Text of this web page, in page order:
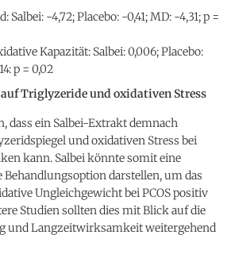
Salbei: -4,72; Placebo: -0,41; MD: -4,31; p =
Kapazität: Salbei: 0,006; Placebo:
p = 0,02
Triglyzeride und oxidativen Stress
dass ein Salbei-Extrakt demnach
und oxidativen Stress bei
kann. Salbei könnte somit eine
Behandlungsoption darstellen, um das
Ungleichgewicht bei PCOS positiv
Studien sollten dies mit Blick auf die
und Langzeitwirksamkeit weitergehend